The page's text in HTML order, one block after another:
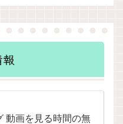
動画を見る時間の無